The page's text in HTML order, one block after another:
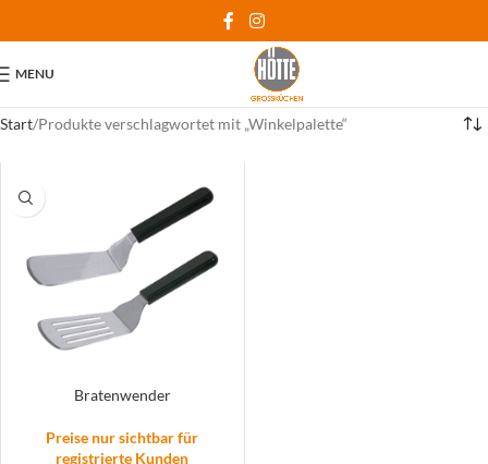
MENU
Start Produkte verschlagwortet mit „Winkelpalette“
Bratenwender
Preise nur sichtbar für
registrierte Kunden